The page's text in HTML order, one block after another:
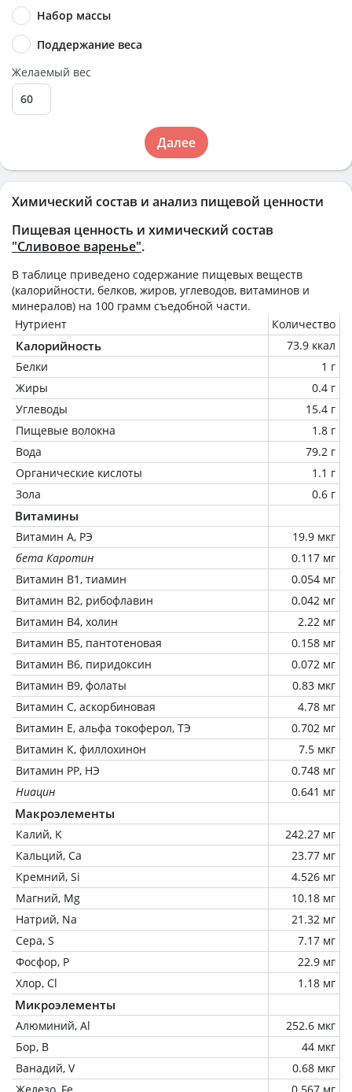
Химический состав и анализ пищевой ценности
Пищевая ценность и химический состав
"Сливовое варенье".
В таблице приведено содержание пищевых веществ
(калорийности, белков, жиров, углеводов, витаминов и
минералов) на 100 грамм съедобной части.
Нутриент
Количество
Калорийность
73.9 ккал
Белки
1 г
Жиры
0.4 г
Углеводы
15.4 г
Пищевые волокна
1.8 г
Вода
79.2 г
Органические кислоты
1.1 г
Зола
0.6 г
Витамины
Витамин А, РЭ
19.9 мкг
бета Каротин
0.117 мг
Витамин В1, тиамин
0.054 мг
Витамин В2, рибофлавин
0.042 мг
Витамин В4, холин
2.22 мг
Витамин В5, пантотеновая
0.158 мг
Витамин В6, пиридоксин
0.072 мг
Витамин В9, фолаты
0.83 мкг
Витамин C, аскорбиновая
4.78 мг
Витамин Е, альфа токоферол, ТЭ
0.702 мг
Витамин К, филлохинон
7.5 мкг
Витамин РР, НЭ
0.748 мг
Ниацин
0.641 мг
Макроэлементы
Калий, K
242.27 мг
Кальций, Ca
23.77 мг
Кремний, Si
4.526 мг
Магний, Mg
10.18 мг
Натрий, Na
21.32 мг
Сера, S
7.17 мг
Фосфор, P
22.9 мг
Хлор, Cl
1.18 мг
Микроэлементы
Алюминий, Al
252.6 мкг
Бор, B
44 мкг
Ванадий, V
0.68 мкг
Набор массы
Поддержание веса
Желаемый вес
Далее